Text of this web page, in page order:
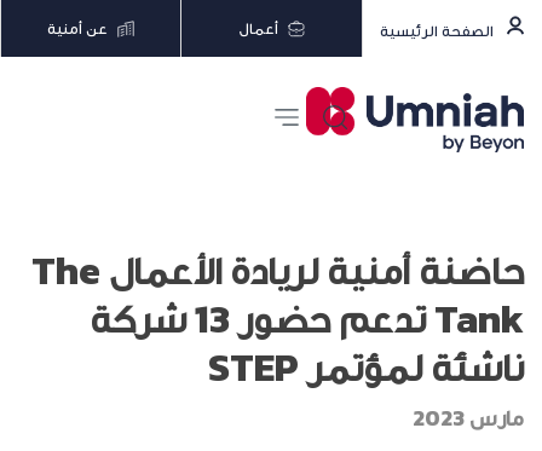
الصفحة الرئيسية أعمال عن أمنية
حاضنة أمنية لريادة الأعمال The
Tank تدعم حضور 13 شركة
ناشئة لمؤتمر STEP
مارس 2023